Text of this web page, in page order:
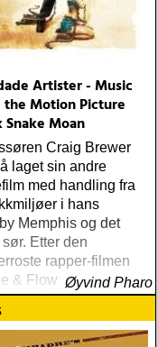
Artister - Music
the Motion Picture
Snake Moan
Craig Brewer
laget sin andre
med handling fra
i hans
Memphis og det
Etter den
rapper-filmen
& Flow fra 2004
han i år opp med
og
Black Snake
Øyvind Pharo